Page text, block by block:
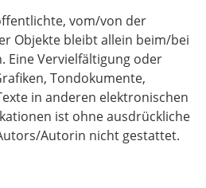
vom/von der
Objekte bleibt allein beim/bei
Eine Vervielfältigung oder
Tondokumente,
in anderen elektronischen
ist ohne ausdrückliche
Autorin nicht gestattet.